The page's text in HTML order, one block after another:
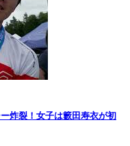
炸裂！女子は籔田寿衣が初